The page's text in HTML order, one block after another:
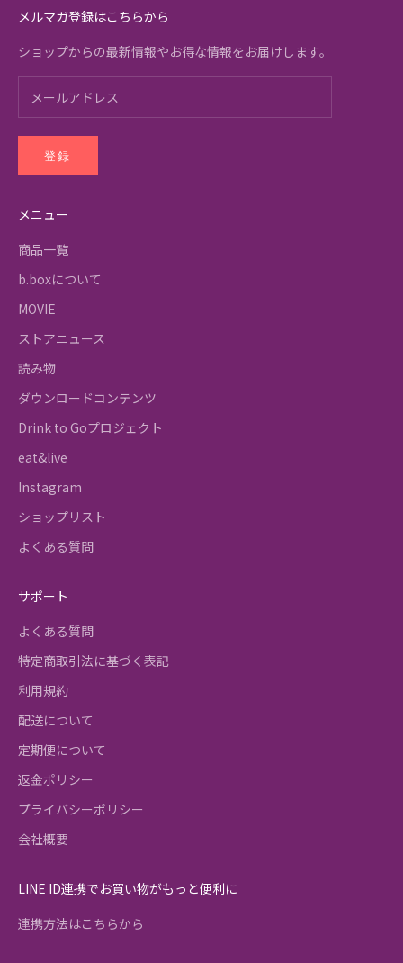
メルマガ登録はこちらから
ショップからの最新情報やお得な情報をお届けします。
登録
メニュー
商品一覧
b.boxについて
MOVIE
ストアニュース
読み物
ダウンロードコンテンツ
Drink to Goプロジェクト
eat&live
Instagram
ショップリスト
よくある質問
サポート
よくある質問
特定商取引法に基づく表記
利用規約
配送について
定期便について
返金ポリシー
プライバシーポリシー
会社概要
LINE ID連携でお買い物がもっと便利に
連携方法はこちらから